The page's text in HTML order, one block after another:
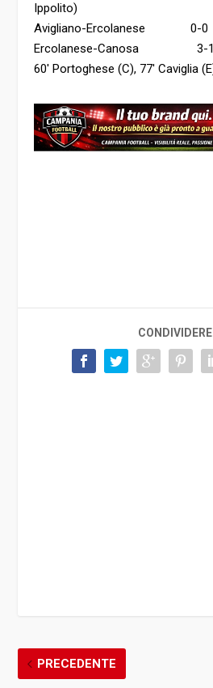
Ippolito)
Avigliano-Ercolanese 0-0
Ercolanese-Canosa 3-1
60′ Portoghese (C), 77′ Caviglia
PRECEDENTE